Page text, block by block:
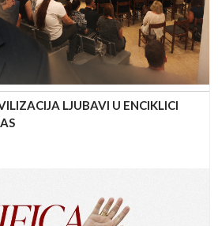
LJUBAVI U ENCIKLICI